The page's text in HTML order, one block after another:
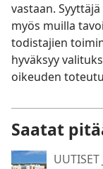
vastaan.
myös muilla
todistajien
hyväksyy
oikeuden
Saatat
UUTISET